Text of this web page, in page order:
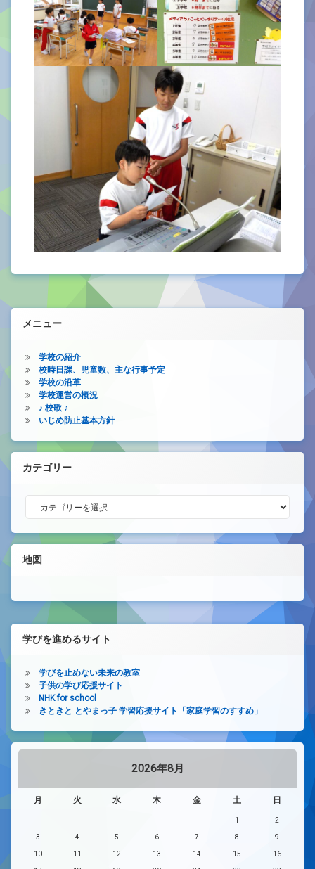
メニュー
学校の紹介
校時日課、児童数、主な行事予定
学校の沿革
学校運営の概況
♪ 校歌 ♪
いじめ防止基本方針
カテゴリー
カテゴリー
地図
学びを進めるサイト
学びを止めない未来の教室
子供の学び応援サイト
NHK for school
きときと とやまっ子 学習応援サイト「家庭学習のすすめ」
2026年8月
月 火 水 木 金 土 日
1 2
3 4 5 6 7 8 9
10 11 12 13 14 15 16